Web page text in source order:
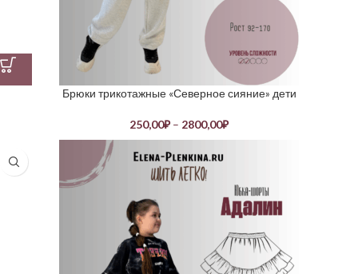
Брюки трикотажные «Северное сияние» дети
250,00₽ – 2800,00₽